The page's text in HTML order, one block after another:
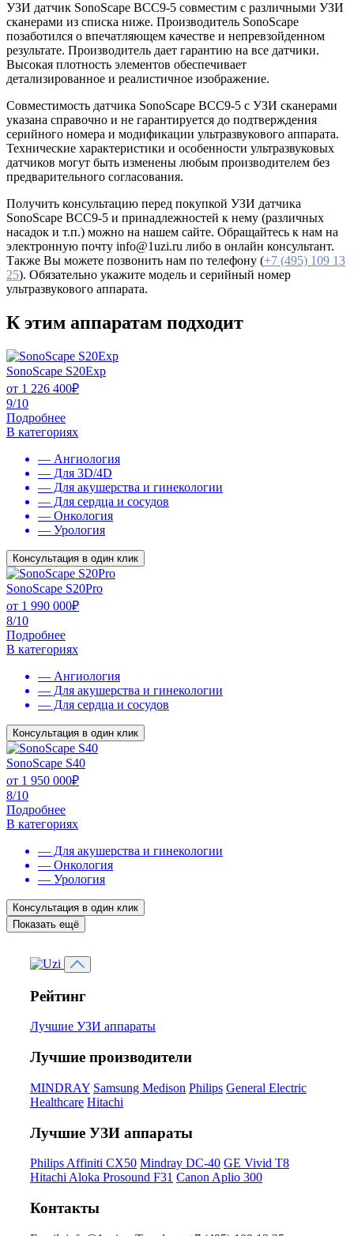
УЗИ датчик SonoScape BCC9-5 совместим с различными УЗИ
сканерами из списка ниже. Производитель SonoScape
позаботился о впечатляющем качестве и непревзойденном
результате. Производитель дает гарантию на все датчики.
Высокая плотность элементов обеспечивает
детализированное и реалистичное изображение.
Совместимость датчика SonoScape BCC9-5 с УЗИ сканерами
указана справочно и не гарантируется до подтверждения
серийного номера и модификации ультразвукового аппарата.
Технические характеристики и особенности ультразвуковых
датчиков могут быть изменены любым производителем без
предварительного согласования.
Получить консультацию перед покупкой УЗИ датчика
SonoScape BCC9-5 и принадлежностей к нему (различных
насадок и т.п.) можно на нашем сайте. Обращайтесь к нам на
электронную почту info@1uzi.ru либо в онлайн консультант.
Также Вы можете позвонить нам по телефону (+7 (495) 109 13
25). Обязательно укажите модель и серийный номер
ультразвукового аппарата.
К этим аппаратам подходит
SonoScape S20Exp
от 1 226 400₽
9/10
Подробнее
В категориях
— Ангиология
— Для 3D/4D
— Для акушерства и гинекологии
— Для сердца и сосудов
— Онкология
— Урология
Консультация в один клик
SonoScape S20Pro
от 1 990 000₽
8/10
Подробнее
В категориях
— Ангиология
— Для акушерства и гинекологии
— Для сердца и сосудов
Консультация в один клик
SonoScape S40
от 1 950 000₽
8/10
Подробнее
В категориях
— Для акушерства и гинекологии
— Онкология
— Урология
Консультация в один клик
Показать ещё
Рейтинг
Лучшие УЗИ аппараты
Лучшие производители
MINDRAY Samsung Medison Philips General Electric
Healthcare Hitachi
Лучшие УЗИ аппараты
Philips Affiniti CX50 Mindray DC-40 GE Vivid T8
Hitachi Aloka Prosound F31 Canon Aplio 300
Контакты